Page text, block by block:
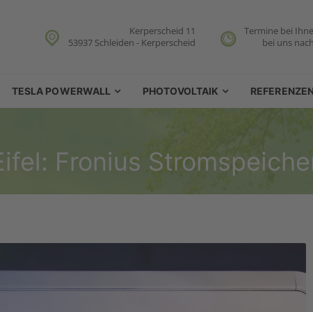
TESLA POWERWALL PHOTOVOLTAIK
Termine bei
bei uns
Kerperscheid 11
53937 Schleiden - Kerperscheid
Fronius